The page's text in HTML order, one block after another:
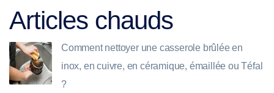
Articles chauds
Comment nettoyer une casserole brûlée en
inox, en cuivre, en céramique, émaillée ou Téfal
?